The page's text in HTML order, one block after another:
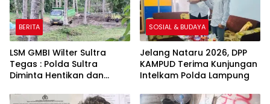
BERITA
LSM GMBI Wilter Sultra
Tegas : Polda Sultra
Diminta Hentikan dan
Penambangan Pasir Ilegal
SOSIAL & BUDAYA
Jelang Nataru 2026, DPP
KAMPUD Terima Kunjungan
Intelkam Polda Lampung